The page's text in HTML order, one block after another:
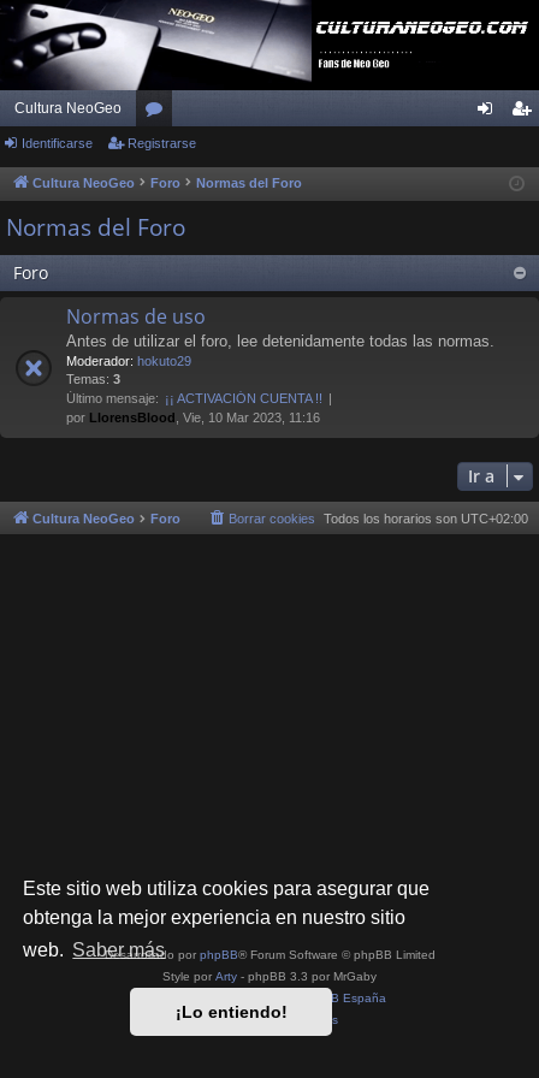
Este sitio web utiliza cookies para asegurar que
obtenga la mejor experiencia en nuestro sitio
web. Saber más
¡Lo entiendo!
Cultura NeoGeo
or
os
ar
se
ist
rs
e
Identificarse Registrarse
Cultura NeoGeo Foro Normas del Foro
Normas del Foro
Foro
Normas de uso
Antes de utilizar el foro, lee detenidamente todas las normas.
Moderador: hokuto29
Temas: 3
Último mensaje: ¡¡ ACTIVACIÓN CUENTA !!
por LlorensBlood , Vie, 10 Mar 2023, 11:16
Ir a
Cultura NeoGeo Foro Todos los horarios son UTC+02:00
Borrar cookies
Desarrollado por phpBB® Forum Software © phpBB Limited
Style por Arty - phpBB 3.3 por MrGaby
phpBB España
Privacidad|Condiciones